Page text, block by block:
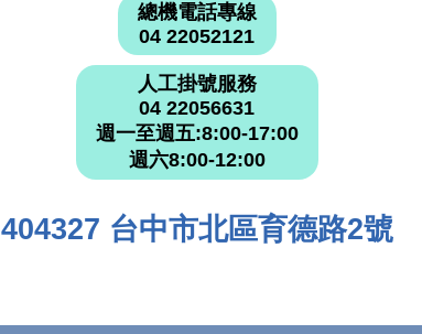
總機電話專線
04 22052121
人工掛號服務
04 22056631
週一至週五:8:00-17:00
週六8:00-12:00
404327 台中市北區育德路2號